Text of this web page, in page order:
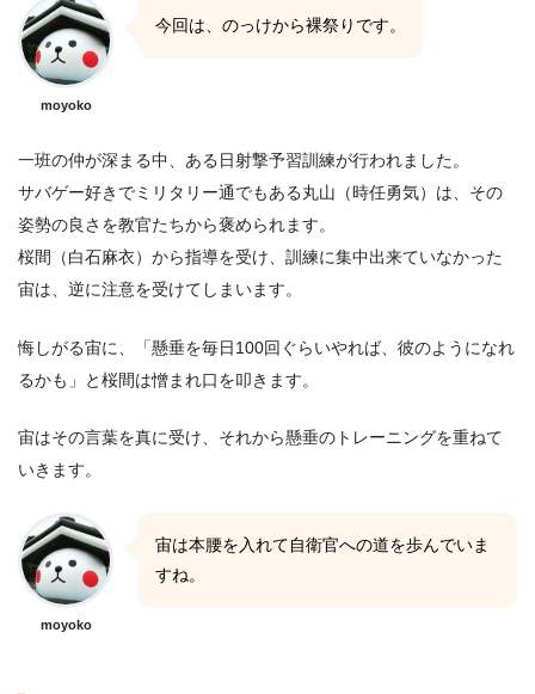
moyoko
今回は、のっけから裸祭りです。
一班の仲が深まる中、ある日射撃予習訓練が行われました。
サバゲー好きでミリタリー通でもある丸山（時任勇気）は、その
姿勢の良さを教官たちから褒められます。
桜間（白石麻衣）から指導を受け、訓練に集中出来ていなかった
宙は、逆に注意を受けてしまいます。
悔しがる宙に、「懸垂を毎日100回ぐらいやれば、彼のようになれ
るかも」と桜間は憎まれ口を叩きます。
宙はその言葉を真に受け、それから懸垂のトレーニングを重ねて
いきます。
moyoko
宙は本腰を入れて自衛官への道を歩んでいま
すね。